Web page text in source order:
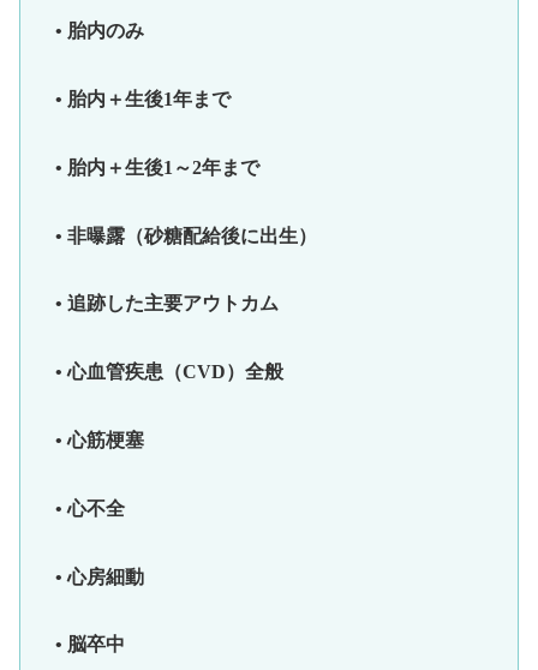
• 胎内のみ
• 胎内＋生後1年まで
• 胎内＋生後1～2年まで
• 非曝露（砂糖配給後に出生）
• 追跡した主要アウトカム
• 心血管疾患（CVD）全般
• 心筋梗塞
• 心不全
• 心房細動
• 脳卒中